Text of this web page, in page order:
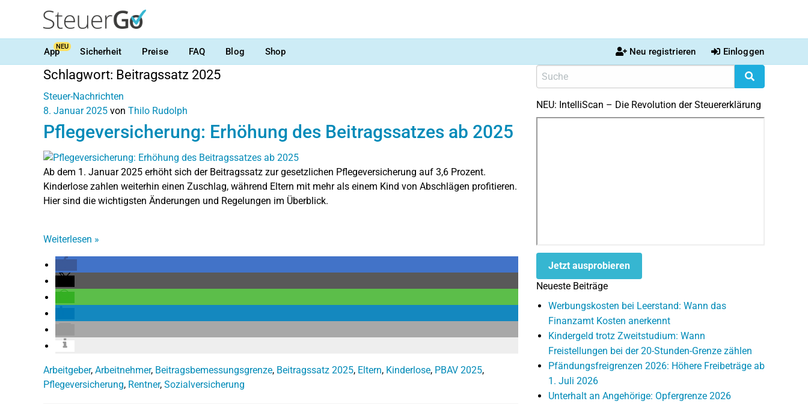
AppNEU Sicherheit Preise FAQ Blog Shop Neu registrieren Einloggen
Schlagwort: Beitragssatz 2025
Steuer-Nachrichten
8. Januar 2025 von Thilo Rudolph
Pflegeversicherung: Erhöhung des Beitragssatzes ab 2025
Ab dem 1. Januar 2025 erhöht sich der Beitragssatz zur gesetzlichen Pflegeversicherung auf 3,6 Prozent.
Kinderlose zahlen weiterhin einen Zuschlag, während Eltern mit mehr als einem Kind von Abschlägen profitieren.
Hier sind die wichtigsten Änderungen und Regelungen im Überblick.
Weiterlesen »
Arbeitgeber, Arbeitnehmer, Beitragsbemessungsgrenze, Beitragssatz 2025, Eltern, Kinderlose, PBAV 2025,
Pflegeversicherung, Rentner, Sozialversicherung
NEU: IntelliScan – Die Revolution der Steuererklärung
Jetzt ausprobieren
Neueste Beiträge
Werbungskosten bei Leerstand: Wann das
Finanzamt Kosten anerkennt
Kindergeld trotz Zweitstudium: Wann
Freistellungen bei der 20-Stunden-Grenze zählen
Pfändungsfreigrenzen 2026: Höhere Freibeträge ab
1. Juli 2026
Unterhalt an Angehörige: Opfergrenze 2026